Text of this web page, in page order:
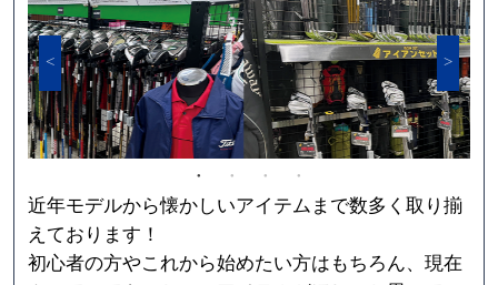
近年モデルから懐かしいアイテムまで数多く取り揃
えております！
初心者の方やこれから始めたい方はもちろん、現在